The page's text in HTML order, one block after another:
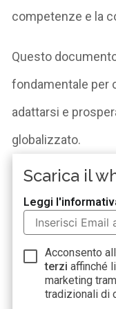
competenze e la
Questo
fondamentale per
adattarsi e
globalizzato.
Scarica il
Leggi
Acconsento
terzi affinché
marketing
tradizionali di